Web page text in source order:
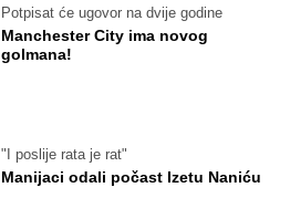
Potpisat će ugovor na dvije godine
Manchester City ima novog
golmana!
"I poslije rata je rat"
Manijaci odali počast Izetu Naniću